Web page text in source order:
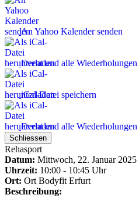
An Yahoo Kalender senden
Event und alle Wiederholungen
iCal-Datei speichern
Event und alle Wiederholungen
Schliessen
Rehasport
Datum: Mittwoch, 22. Januar 2025
Uhrzeit: 10:00 - 10:45 Uhr
Ort: Ort Bodyfit Erfurt
Beschreibung: